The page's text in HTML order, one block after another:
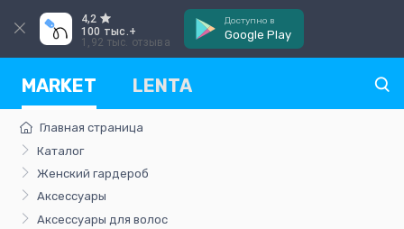
4,2
100 тыс.+
1,92 тыс. отзыва
Доступно в
Google Play
MARKET LENTA
Главная страница
Каталог
Женский гардероб
Аксессуары
Аксессуары для волос